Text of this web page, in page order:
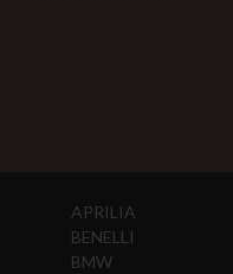
APRILIA
BENELLI
BMW